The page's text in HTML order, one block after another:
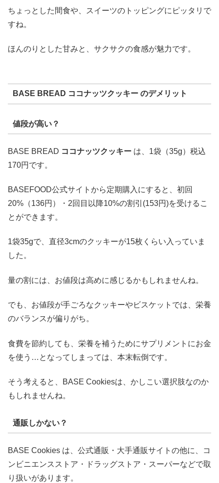
ちょっとした間食や、スイーツのトッピングにピッタリで
すね。
ほんのりとした甘みと、サクサクの食感が魅力です。
BASE BREAD ココナッツクッキー のデメリット
値段が高い？
BASE BREAD ココナッツクッキー は、1袋（35g）税込
170円です。
BASEFOOD公式サイトから定期購入にすると、初回
20%（136円）・2回目以降10%の割引(153円)を受けるこ
とができます。
1袋35gで、直径3cmのクッキーが15枚くらい入っていま
した。
量の割には、お値段は高めに感じるかもしれませんね。
でも、お値段が手ごろなクッキーやビスケットでは、栄養
のバランスが偏りがち。
食費を節約しても、栄養を補うためにサプリメントにお金
を使う…となってしまっては、本末転倒です。
そう考えると、BASE Cookiesは、かしこい選択肢なのか
もしれませんね。
通販しかない？
BASE Cookies は、公式通販・大手通販サイトの他に、コ
ンビニエンスストア・ドラッグストア・スーパーなどで取
り扱いがあります。